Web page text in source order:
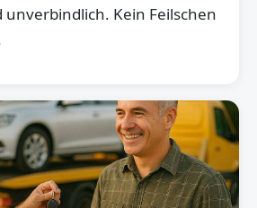
unverbindlich. Kein Feilschen